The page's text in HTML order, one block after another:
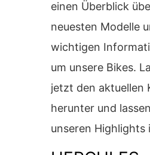
E-BIKES
einen Überblick
neuesten Modelle
wichtigen
um unsere Bikes.
jetzt den aktuellen
herunter und
unseren Highlights